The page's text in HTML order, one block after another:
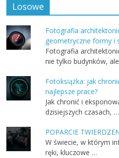
Losowe
Fotografia
geometryczne formy i
Fotografia
nie tylko budynków,
Fotoksiążka: jak
najlepsze prace?
Jak chronić i
dzisiejszych czasach, …
POPARCIE
W świecie, w którym
ręki, kluczowe …